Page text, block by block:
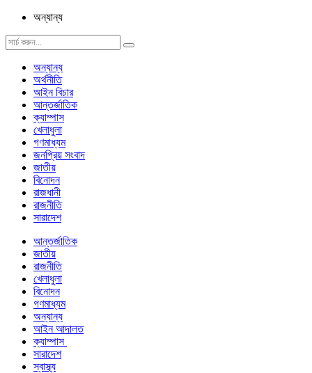
অন্যান্য
অন্যান্য
অর্থনীতি
আইন বিচার
আন্তর্জাতিক
ক্যাম্পাস
খেলাধুলা
গণমাধ্যম
জনপ্রিয় সংবাদ
জাতীয়
বিনোদন
রাজধানী
রাজনীতি
সারাদেশ
আন্তর্জাতিক
জাতীয়
রাজনীতি
খেলাধুলা
বিনোদন
গণমাধ্যম
অন্যান্য
আইন আদালত
ক্যাম্পাস
সারাদেশ
স্বাস্থ্য